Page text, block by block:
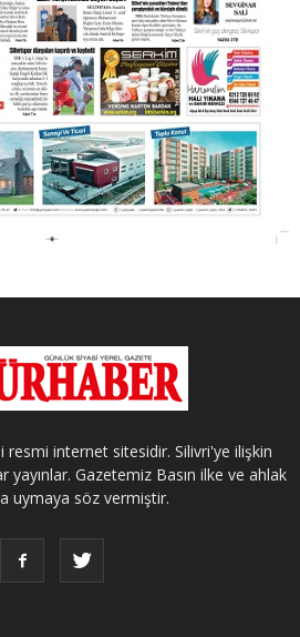
resmi internet sitesidir. Silivri'ye ilişkin
Gazetemiz Basın ilke ve ahlak
uymaya söz vermiştir.